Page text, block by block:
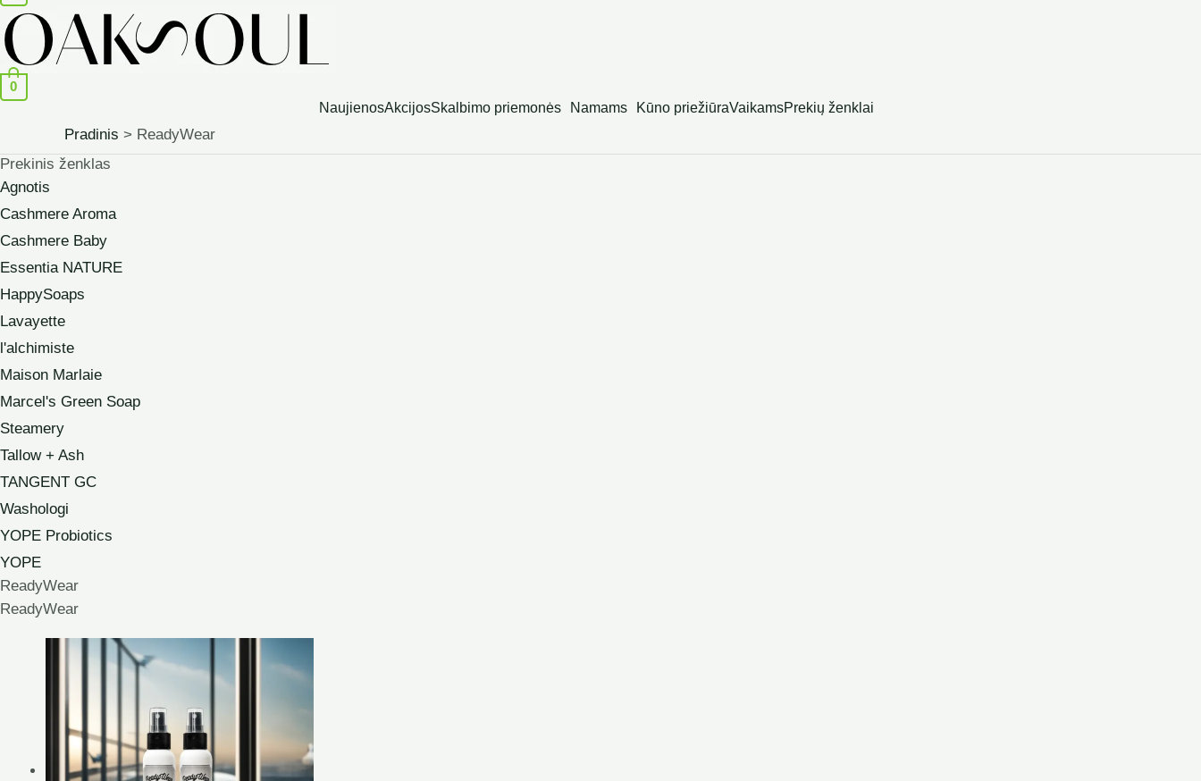
0
NaujienosAkcijosSkalbimo priemonės Namams Kūno priežiūraVaikamsPrekių ženklai
Pradinis
ReadyWear
Prekinis ženklas
Agnotis
Cashmere Aroma
Cashmere Baby
Essentia NATURE
HappySoaps
Lavayette
l'alchimiste
Maison Marlaie
Marcel's Green Soap
Steamery
Tallow + Ash
TANGENT GC
Washologi
YOPE Probiotics
YOPE
ReadyWear
ReadyWear